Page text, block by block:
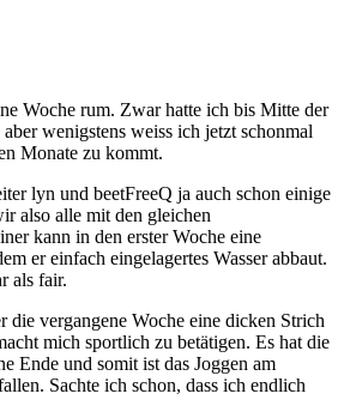
Woche rum. Zwar hatte ich bis Mitte der
wenigstens weiss ich jetzt schonmal
Monate zu kommt.
lyn und beetFreeQ ja auch schon einige
also alle mit den gleichen
kann in den erster Woche eine
er einfach eingelagertes Wasser abbaut.
als fair.
die vergangene Woche eine dicken Strich
mich sportlich zu betätigen. Es hat die
Ende und somit ist das Joggen am
Sachte ich schon, dass ich endlich